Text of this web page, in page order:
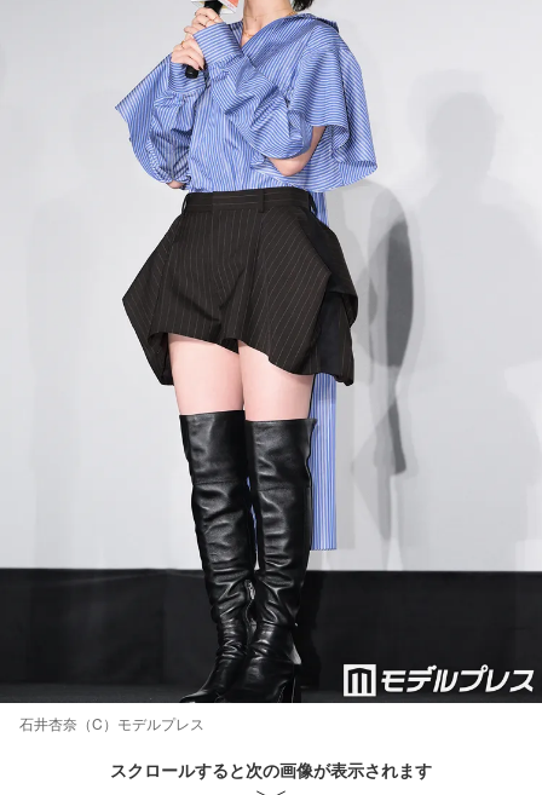
石井杏奈（C）モデルプレス
スクロールすると次の画像が表示されます